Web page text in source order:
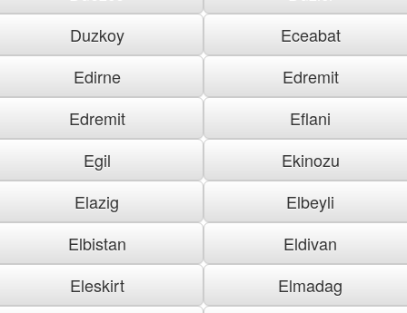
Duzkoy
Eceabat
Edirne
Edremit
Edremit
Eflani
Egil
Ekinozu
Elazig
Elbeyli
Elbistan
Eldivan
Eleskirt
Elmadag